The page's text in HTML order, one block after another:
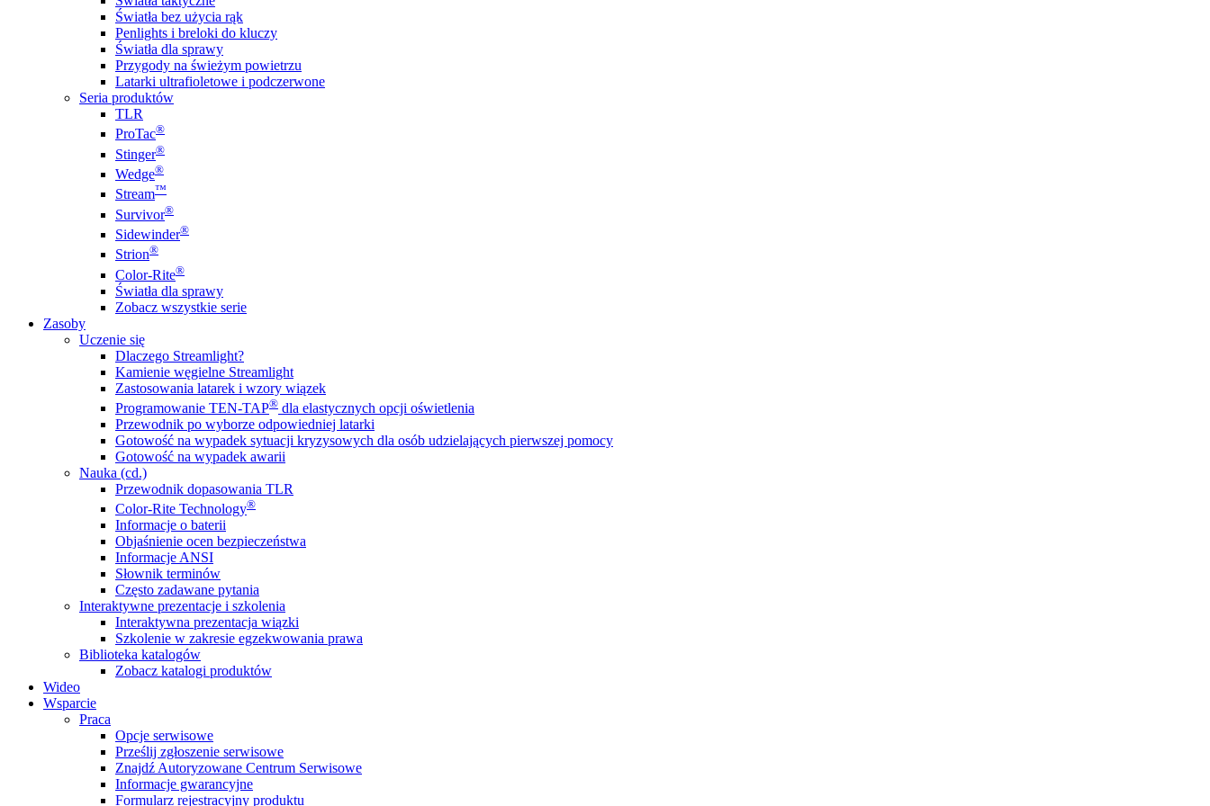
Światła bez użycia rąk
Penlights i breloki do kluczy
Światła dla sprawy
Przygody na świeżym powietrzu
Latarki ultrafioletowe i podczerwone
Seria produktów
TLR
ProTac®
Stinger®
Wedge®
Stream™
Survivor®
Sidewinder®
Strion®
Color-Rite®
Światła dla sprawy
Zobacz wszystkie serie
Zasoby
Uczenie się
Dlaczego Streamlight?
Kamienie węgielne Streamlight
Zastosowania latarek i wzory wiązek
Programowanie TEN-TAP® dla elastycznych opcji oświetlenia
Przewodnik po wyborze odpowiedniej latarki
Gotowość na wypadek sytuacji kryzysowych dla osób udzielających pierwszej pomocy
Gotowość na wypadek awarii
Nauka (cd.)
Przewodnik dopasowania TLR
Color-Rite Technology®
Informacje o baterii
Objaśnienie ocen bezpieczeństwa
Informacje ANSI
Słownik terminów
Często zadawane pytania
Interaktywne prezentacje i szkolenia
Interaktywna prezentacja wiązki
Szkolenie w zakresie egzekwowania prawa
Biblioteka katalogów
Zobacz katalogi produktów
Wideo
Wsparcie
Praca
Opcje serwisowe
Prześlij zgłoszenie serwisowe
Znajdź Autoryzowane Centrum Serwisowe
Informacje gwarancyjne
Formularz rejestracyjny produktu